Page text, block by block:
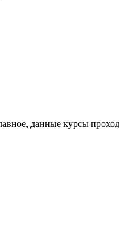
данные курсы